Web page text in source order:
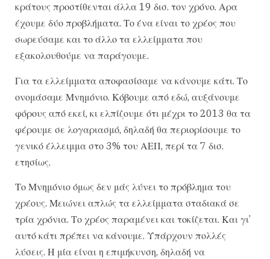
κράτους προστίθενται άλλα 19 δισ. τον χρόνο. Αρα
έχουμε δύο προβλήματα. Το ένα είναι το χρέος που
σωρεύσαμε και το άλλο τα ελλείμματα που
εξακολουθούμε να παράγουμε.
Για τα ελλείμματα αποφασίσαμε να κάνουμε κάτι. Το
ονομάσαμε Μνημόνιο. Κόβουμε από εδώ, αυξάνουμε
φόρους από εκεί, κι ελπίζουμε ότι μέχρι το 2013 θα τα
φέρουμε σε λογαριασμό, δηλαδή θα περιορίσουμε το
γενικό έλλειμμα στο 3% του ΑΕΠ, περί τα 7 δισ.
ετησίως.
Το Μνημόνιο όμως δεν μάς λύνει το πρόβλημα του
χρέους. Μειώνει απλώς τα ελλείμματα σταδιακά σε
τρία χρόνια. Το χρέος παραμένει και τοκίζεται. Και γι’
αυτό κάτι πρέπει να κάνουμε. Υπάρχουν πολλές
λύσεις. Η μία είναι η επιμήκυνση, δηλαδή να